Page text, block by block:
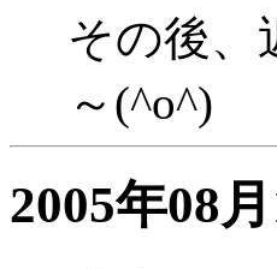
その後、
～(^o^)
2005年08